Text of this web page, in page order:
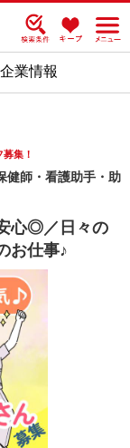
企業情報
集！
健師・看護助手・助
心◎／日々の
お仕事♪